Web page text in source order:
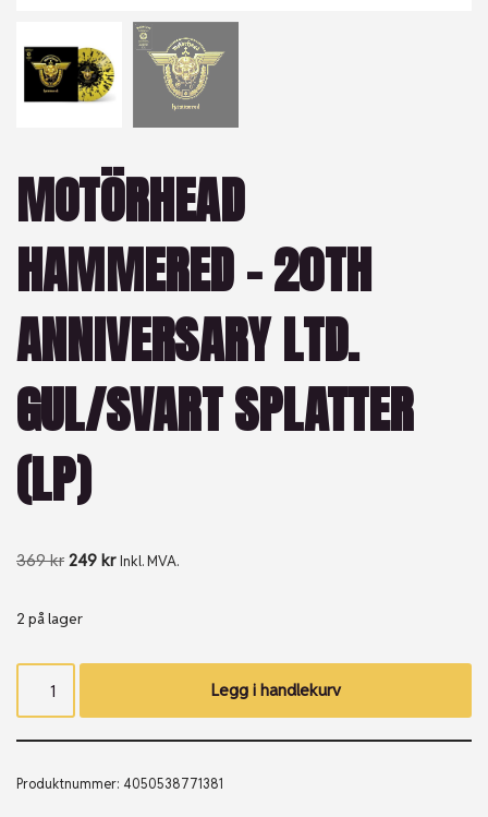
MOTÖRHEAD
HAMMERED – 20TH
ANNIVERSARY LTD.
GUL/SVART SPLATTER
(LP)
369kr 249 kr Inkl. MVA.
2 på lager
Legg i handlekurv
Produktnummer: 4050538771381